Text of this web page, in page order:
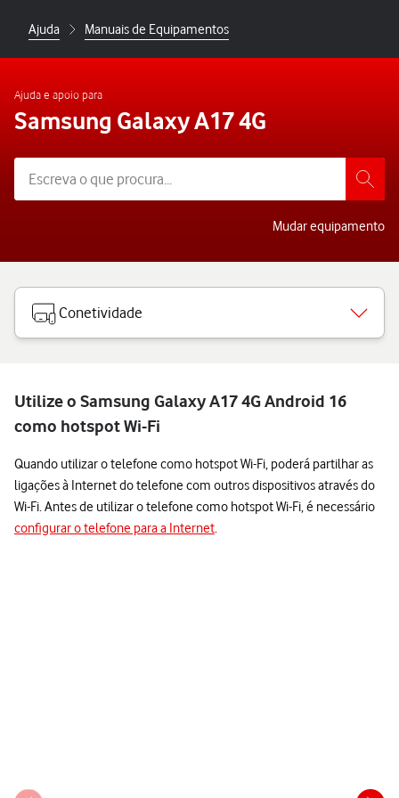
Ajuda Manuais de Equipamentos
Ajuda e apoio para
Samsung Galaxy A17 4G
Mudar equipamento
Conetividade
Utilize o Samsung Galaxy A17 4G Android 16
como hotspot Wi-Fi
Quando utilizar o telefone como hotspot Wi-Fi, poderá partilhar as
ligações à Internet do telefone com outros dispositivos através do
Wi-Fi. Antes de utilizar o telefone como hotspot Wi-Fi, é necessário
configurar o telefone para a Internet.